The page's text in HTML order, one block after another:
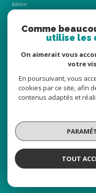
Admin
Nos honoraires
Politique RGPD
Réalisé par
Comme
utilise les
On aimerait vous
votre
En poursuivant, vous
cookies par ce site, afin
contenus adaptés et
TOUT